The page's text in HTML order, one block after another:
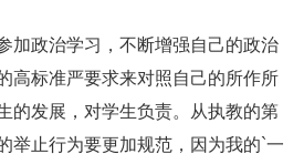
加政治学习，不断增强自己的政治
高标准严要求来对照自己的所作所
的发展，对学生负责。从执教的第
举止行为要更加规范，因为我的`一